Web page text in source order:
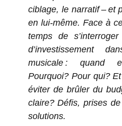
ciblage, le narratif – et
en lui-même. Face à
temps de
d’investissement
musicale : quand
Pourquoi? Pour qui?
éviter de brûler du
claire? Défis, prises
solutions.